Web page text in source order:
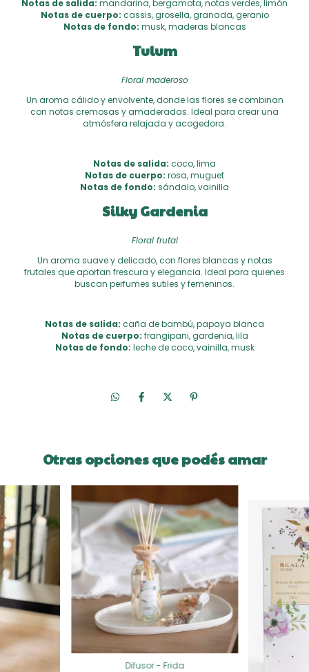
Notas de salida: mandarina, bergamota, notas verdes, limón
Notas de cuerpo: cassis, grosella, granada, geranio
Notas de fondo: musk, maderas blancas
Tulum
Floral maderoso
Un aroma cálido y envolvente, donde las flores se combinan
con notas cremosas y amaderadas. Ideal para crear una
atmósfera relajada y acogedora.
Notas de salida: coco, lima
Notas de cuerpo: rosa, muguet
Notas de fondo: sándalo, vainilla
Silky Gardenia
Floral frutal
Un aroma suave y delicado, con flores blancas y notas
frutales que aportan frescura y elegancia. Ideal para quienes
buscan perfumes sutiles y femeninos.
Notas de salida: caña de bambú, papaya blanca
Notas de cuerpo: frangipani, gardenia, lila
Notas de fondo: leche de coco, vainilla, musk
Otras opciones que podés amar
Difusor - Frida